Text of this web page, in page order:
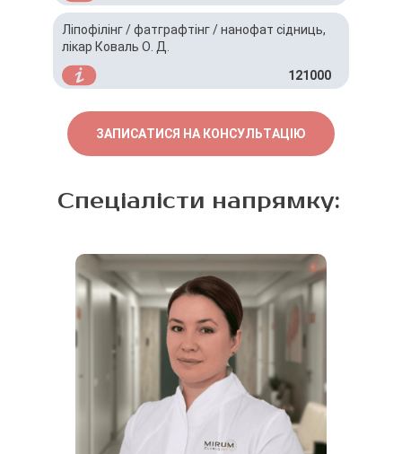
Ліпофілінг / фатграфтінг / нанофат сідниць,
лікар Коваль О. Д.
121000
ЗАПИСАТИСЯ НА КОНСУЛЬТАЦІЮ
Спеціалісти напрямку: